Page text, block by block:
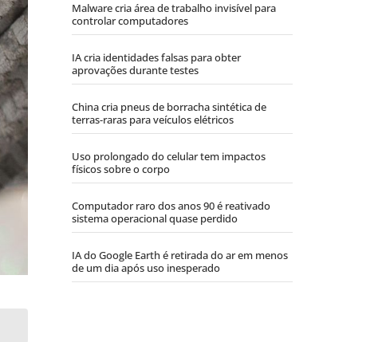
Malware cria área de trabalho invisível para
controlar computadores
IA cria identidades falsas para obter
aprovações durante testes
China cria pneus de borracha sintética de
terras-raras para veículos elétricos
Uso prolongado do celular tem impactos
físicos sobre o corpo
Computador raro dos anos 90 é reativado
sistema operacional quase perdido
IA do Google Earth é retirada do ar em menos
de um dia após uso inesperado